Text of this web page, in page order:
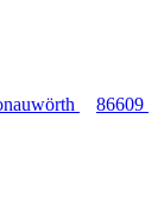
86609